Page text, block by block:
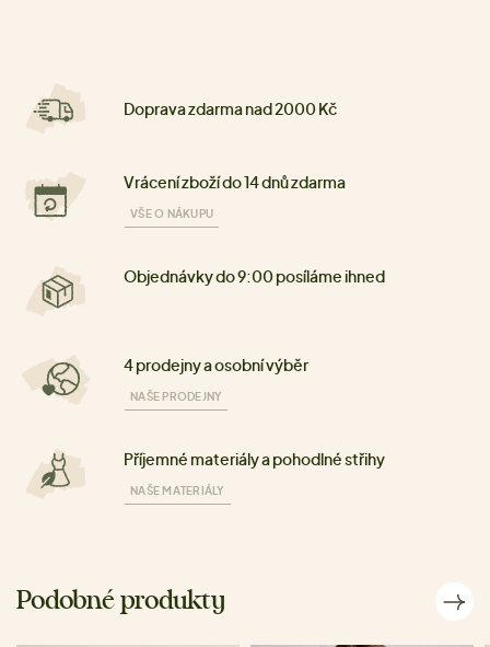
Doprava zdarma nad 2000 Kč
Vrácení zboží do 14 dnů zdarma
VŠE O NÁKUPU
Objednávky do 9:00 posíláme ihned
4 prodejny a osobní výběr
NAŠE PRODEJNY
Příjemné materiály a pohodlné střihy
NAŠE MATERIÁLY
Podobné produkty